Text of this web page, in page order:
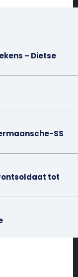
– Dietse
SS
tot